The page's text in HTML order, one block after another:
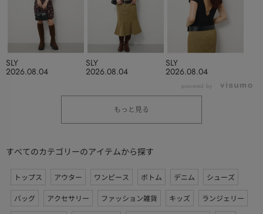
2026.08.04
SLY
2026.08.04
SLY
2026.08.04
SLY
powered by
もっと見る
すべてのカテゴリーのアイテムから探す
トップス アウター ワンピース ボトム デニム
シューズ
バッグ
アクセサリー ファッション雑貨 キッズ
ランジェリー